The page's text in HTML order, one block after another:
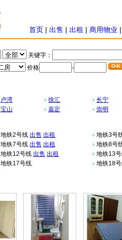
首页 | 出售 | 出租 | 商用物业
关键字：
价格 -
卢湾 徐汇
长宁
宝山 嘉定 崇明
地铁2号线 出售 出租
地铁3号
地铁7号线 出售 出租
地铁8号
地铁12号线 出售 出租
地铁13
地铁17号线 地铁18